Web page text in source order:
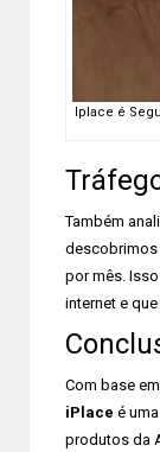
Iplace é
Também
descobrimos
por mês.
internet e
Com base
iPlace é
produtos da